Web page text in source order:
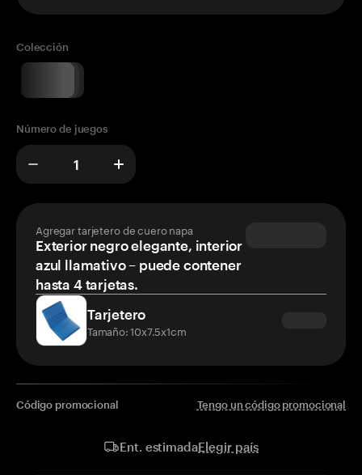
Colección
Número de juegos
Agregar tarjetero de cuero napa
Exterior negro elegante, interior
azul llamativo – puede contener
hasta 4 tarjetas.
Tarjetero
Tamaño: 10x7.5x1cm
Código promocional Tengo un código promocional
Ent. estimadaElegir país